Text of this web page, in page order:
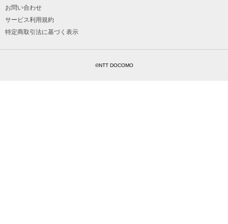
お問い合わせ
サービス利用規約
特定商取引法に基づく表示
©NTT DOCOMO